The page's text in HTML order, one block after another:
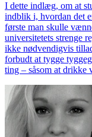
I dette indlæg, om at
indblik i, hvordan det
første man skulle
universitetets strenge
ikke nødvendigvis
forbudt at tygge
ting – såsom at drikke